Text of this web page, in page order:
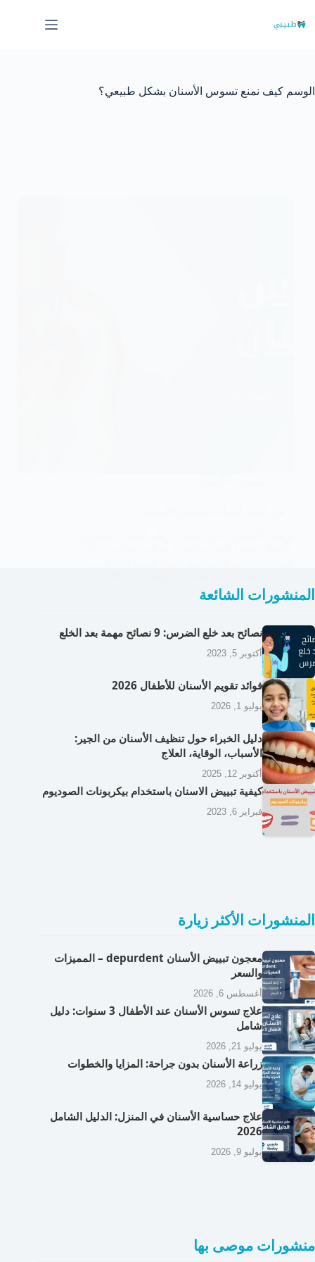
إلى
المحتوى
الوسم كيف نمنع تسوس الأسنان بشكل طبيعي؟
المنشورات الشائعة
نصائح بعد خلع الضرس: 9 نصائح مهمة بعد الخلع
أكتوبر 5, 2023
فوائد تقويم الأسنان للأطفال 2026
يوليو 1, 2026
دليل الخبراء حول تنظيف الأسنان من الجير:
الأسباب، الوقاية، العلاج
أكتوبر 12, 2025
كيفية تبييض الاسنان باستخدام بيكربونات الصوديوم
فبراير 6, 2023
المنشورات الأكثر زيارة
معجون تبييض الأسنان depurdent – المميزات
والسعر
أغسطس 6, 2026
علاج تسوس الأسنان عند الأطفال 3 سنوات: دليل
شامل
يوليو 21, 2026
زراعة الأسنان بدون جراحة: المزايا والخطوات
يوليو 14, 2026
علاج حساسية الأسنان في المنزل: الدليل الشامل
2026
يوليو 9, 2026
منشورات موصى بها